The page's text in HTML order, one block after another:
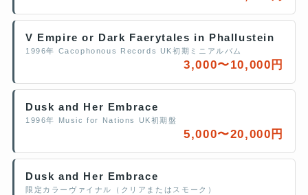
V Empire or Dark Faerytales in Phallustein
1996年 Cacophonous Records UK初期ミニアルバム
3,000〜10,000円
Dusk and Her Embrace
1996年 Music for Nations UK初期盤
5,000〜20,000円
Dusk and Her Embrace
限定カラーヴァイナル（クリアまたはスモーク）